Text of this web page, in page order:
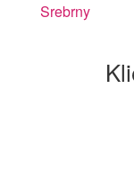
Srebrny